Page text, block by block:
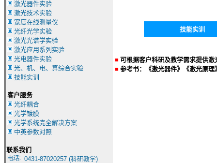
激光器件实验
激光技术实验
宽度在线测量仪
光纤光学实验
激光光谱学实验
激光应用系列实验
光电器件实验
光、机、电、算综合实验
技能实训
客户服务
光纤耦合
光学镀膜
光学系统完全解决方案
中英参数对照
联系我们
电话: 0431-87020257 (科研教学)
技能实训
■ 可根据客户科研及教学需求提供
■ 参考书：《激光器件》《激光原理